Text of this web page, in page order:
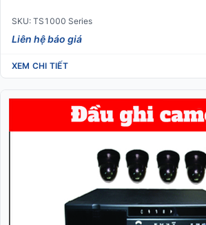
SKU: TS1000 Series
Liên hệ báo giá
XEM CHI TIẾT